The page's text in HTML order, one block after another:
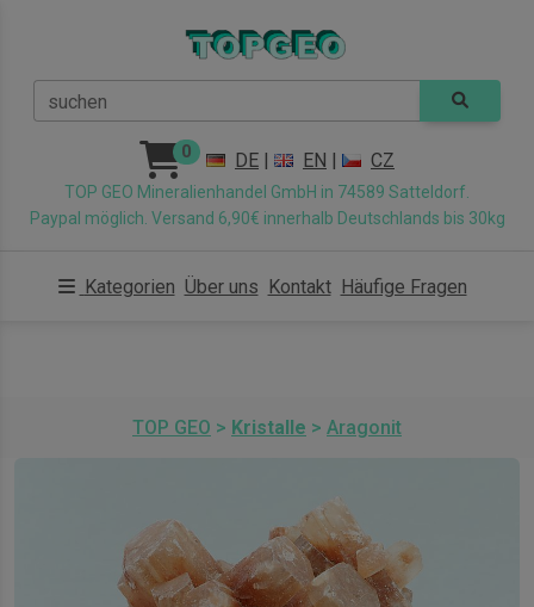
suchen
0 DE | EN | CZ
TOP GEO Mineralienhandel GmbH in 74589 Satteldorf.
Paypal möglich. Versand 6,90€ innerhalb Deutschlands bis 30kg
Kategorien Über uns Kontakt Häufige Fragen
TOP GEO > Kristalle > Aragonit